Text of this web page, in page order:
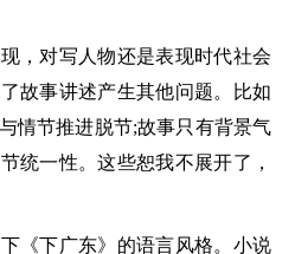
对写人物还是表现时代社会
故事讲述产生其他问题。比如
情节推进脱节;故事只有背景气
统一性。这些恕我不展开了，
下广东》的语言风格。小说